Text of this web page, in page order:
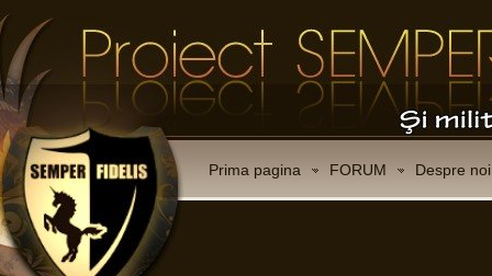
Prima pagina FORUM Despre noi